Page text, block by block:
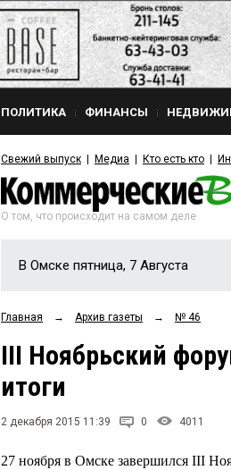
ПОЛИТИКА ФИНАНСЫ
Свежий выпуск Медиа Кто есть кто
О том, что происходит на самом деле
В Омске пятница, 7 Августа
Главная → Архив газеты → № 46
III Ноябрьский
итоги
2 декабря 2015 11:39 0 4011
27 ноября в Омске завершился III